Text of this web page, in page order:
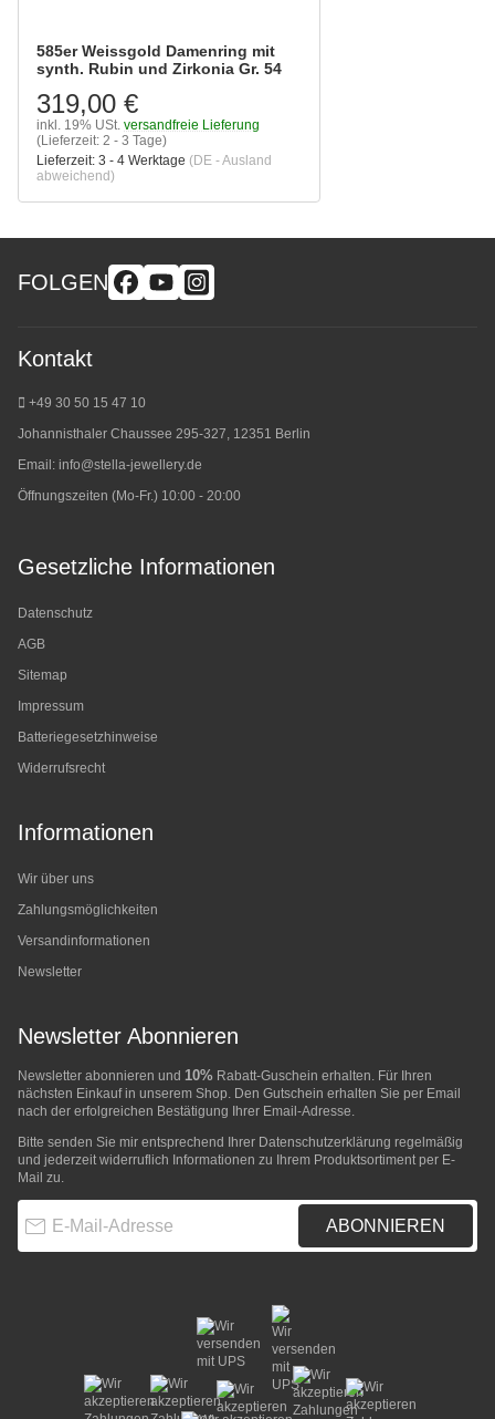
585er Weissgold Damenring mit
synth. Rubin und Zirkonia Gr. 54
319,00 €
inkl. 19% USt. versandfreie Lieferung
(Lieferzeit: 2 - 3 Tage)
Lieferzeit: 3 - 4 Werktage (DE - Ausland
abweichend)
FOLGEN
Kontakt
+49 30 50 15 47 10
Johannisthaler Chaussee 295-327, 12351 Berlin
Email: info@stella-jewellery.de
Öffnungszeiten (Mo-Fr.) 10:00 - 20:00
Gesetzliche Informationen
Datenschutz
AGB
Sitemap
Impressum
Batteriegesetzhinweise
Widerrufsrecht
Informationen
Wir über uns
Zahlungsmöglichkeiten
Versandinformationen
Newsletter
Newsletter Abonnieren
Newsletter abonnieren und 10% Rabatt-Guschein erhalten. Für Ihren
nächsten Einkauf in unserem Shop. Den Gutschein erhalten Sie per Email
nach der erfolgreichen Bestätigung Ihrer Email-Adresse.
Bitte senden Sie mir entsprechend Ihrer Datenschutzerklärung regelmäßig
und jederzeit widerruflich Informationen zu Ihrem Produktsortiment per E-
Mail zu.
ABONNIEREN